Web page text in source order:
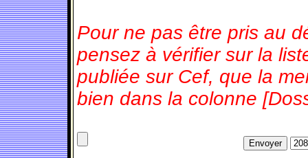
Pour ne pas être pris au
pensez à vérifier sur la
publiée sur Cef, que la
bien dans la colonne